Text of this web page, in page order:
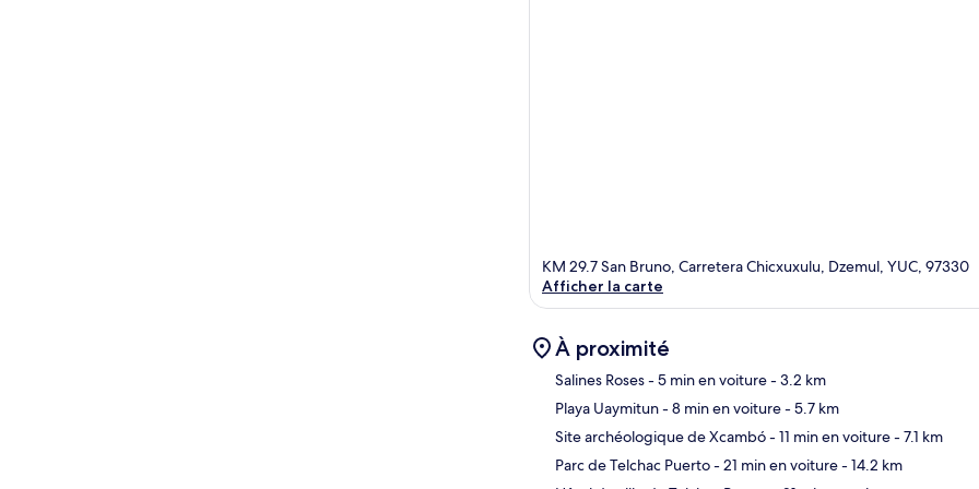
KM 29.7 San Bruno, Carretera Chicxuxulu, Dzemul, YUC, 97330
Afficher la carte
À proximité
Salines Roses- 5 min en voiture- 3.2 km
Playa Uaymitun- 8 min en voiture- 5.7 km
Site archéologique de Xcambó- 11 min en voiture- 7.1 km
Parc de Telchac Puerto- 21 min en voiture- 14.2 km